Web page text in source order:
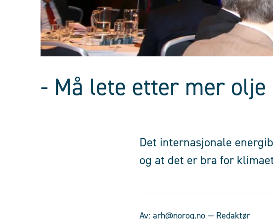
- Må lete etter mer olje
Det internasjonale
og at det er bra for
Av: arh@norog.no — Redaktør